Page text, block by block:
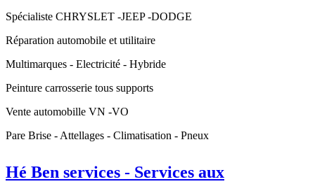
Spécialiste CHRYSLET -JEEP -DODGE
Réparation automobile et utilitaire
Multimarques - Electricité - Hybride
Peinture carrosserie tous supports
Vente automobille VN -VO
Pare Brise - Attellages - Climatisation - Pneux
Hé Ben services - Services aux